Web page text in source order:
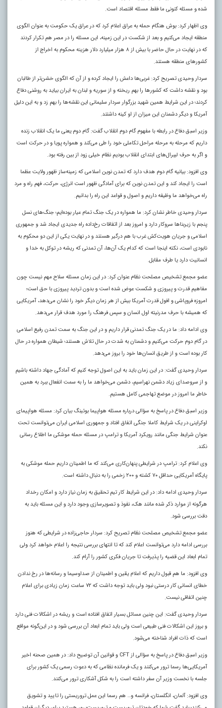
شده و مسئله کنونی ما فقط مسئله اقتصاد است.
وی اظهار کرد: بوش هنگام حمله به عراق اعلام کرد که در عراق یک حکومت به عنوان الگوی
منطقه ایجاد می‌کنیم و بعد از شکست در این زمینه، این مسئله را در مصر هم تکرار کردند
که در نهایت در حال حاضر با بیش از ٨ هزار میلیارد دلار هزینه محکوم به اخراج از
کشورهای منطقه هستند.
سردار وحیدی تصریح کرد: غربی‌ها داعش را ایجاد کرده و از آن‌ که الگوی خشن‌تر از طالبان
بود و نقشه داشت که کشورها را بهم ریخته و از سوریه و لبنان به ایران بیاید به روشنی دفاع
کردند؛ در این شرایط همین شهید بزرگوار سردار سلیمانی این نقشه‌ها را بهم زد و به این دلیل
آمریکا و دیگر دشمنان این میزان از او کینه داشتند.
وزیر اسبق دفاع در رابطه با مفهوم گام دوم انقلاب گفت: گام دوم یعنی ما یک انقلاب زنده
داریم که مرحله به مرحله مراحل تکاملی خود را طی می‌کند و همواره پویا و در حرکت است
و اگر به حرف لیبرال‌های ابتدای انقلاب بودیم نظام خیلی زود از بین رفته بود.
وی افزود: بیانیه گام دوم هدف دارد که تمدن نوین اسلامی که زمینه‌ساز ظهور ولایت عظما
است را ایجاد کند و این تمدن نوین که برای آمادگی ظهور است انرژی، حرکت، فهم راه و مرد
راه می‌خواهد ما وظیفه داریم و اصول و قواعد این راه را بدانیم.
سردار وحیدی خاطر نشان کرد: ما همواره در یک جنگ تمام عیار بوده‌ایم؛ جنگ‌های نسل
پنجم با زیربناها سروکار دارد و امروز بعد از اتفاقات رخ‌داده راه جدیدی ایجاد شد و جمهوری
اسلامی و جریان هویت‌کش غرب با هم درگیر هستند و در نهایت یکی از این دو محکوم به
نابودی است، نکته اینجا است که کدام یک آن‌ها، آن تمدنی که ریشه در توکل به خدا و
انسانیت دارد یا طرف مقابل.
عضو مجمع تشخیص مصلحت نظام عنوان کرد: در این زمان مسئله سلاح مهم نیست چون
مفاهیم قدرت و پیروزی و شکست عوض شده‌ است و بدون تردید پیروزی با حق است؛
امروزه فروپاشی و افول قدرت آمریکا بیش از هر زمان دیگر خود را نشان می‌دهد، آمریکایی
که همیشه با حرف مدرنیته اول انسان و سپس فرهنگ را مورد هدف قرار می‌دهد.
وی ادامه داد: ما در یک جنگ تمدنی قرار داریم و در این جنگ به سمت تمدن رفیع اسلامی
در گام دوم حرکت می‌کنیم و دشمنان به شدت در حال تلاش هستند؛ شیطان همواره در حال
کار بوده است و از طریق انسان‌ها خود را بروز می‌دهد.
سردار وحیدی گفت: در این زمان باید به این اصول توجه کنیم که آمادگی جهاد داشته باشیم
و از سروصدای زیاد دشمن نهراسیم، دشمن می‌خواهد ما را به‌ سمت انفعال ببرد به همین
خاطر ما امروز در موضع تهاجمی کامل هستیم.
وزیر اسبق دفاع در پاسخ به سؤالی درباره مسئله هواپیما بوئینگ بیان کرد: مسئله هواپیمای
اوکراینی در یک شرایط کاملا جنگی اتفاق افتاد و جمهوری اسلامی ایران می‌توانست تحت
عنوان شرایط جنگی مانند رویکرد آمریکا و ترامپ در مسئله حمله موشکی ما اطلاع رسانی
نکند.
وی اعلام کرد: ترامپ در شرایطی پنهان‌کاری می‌کند که ما اطمینان داریم حمله موشکی به
پایگاه آمریکایی حداقل ٧٠‌ کشته و ٢٠٠ زخمی را به دنبال داشته است.
سردار وحیدی ادامه داد: در این شرایط کار تیم تحقیق به زمان نیاز دارد و امکان رخداد
هرگونه از موارد ذکر شده مانند هک، نفوذ و تصویرسازی وجود دارد و این مسئله باید به
دقت بررسی شود.
عضو مجمع تشخیص مصلحت نظام تصریح کرد: سردار حاجی‌زاده در شرایطی که هنوز
بررسی ادامه دارد می‌توانست اعلام کند که تا انتهای بررسی نتیجه را اعلام خواهد کرد ولی
تمام ابعاد این قضیه را پذیرفت تا جریان فکری کشور را آرام کند.
وی افزود: ما هم قبول داریم که اعلام یقین و اطمینان از صداوسیما و رسانه‌ها در رخ ندادن
خطای انسانی کار درستی نبود ولی باید توجه داشت که ٧٢ ساعت زمان زیادی برای اعلام
چنین اتفاقی نیست.
سردار وحیدی گفت: این چنین مسائل بسیار اتفاق افتاده است و ریشه در اشکالات فنی دارد
و بروز این اشکالات فنی طبیعی است ولی باید تمام ابعاد آن بررسی شود و در این‌گونه مواقع
است که ذات افراد شناخته می‌شود.
وزیر اسبق دفاع در پاسخ به سؤالی از CFT و قوانین آن توضیح داد: در همین صحنه اخیر
آمریکایی‌ها رسما ترور می‌کنند و یک فرمانده نظامی که به دعوت رسمی یک کشور برای
جلسه با نخست وزیر آن سفر داشته است را به شکل آشکاری ترور می‌کنند.
وی افزود: آلمان، انگلستان، فرانسه و… هم رسما این عمل تروریستی را تایید و تشویق